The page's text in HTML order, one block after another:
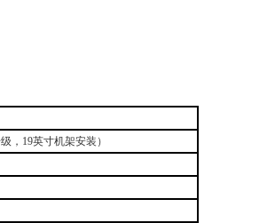
， 19英寸机架安装）